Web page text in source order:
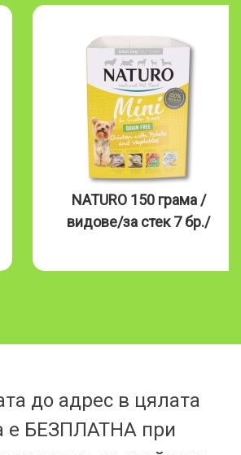
/
бр./
Naturo 390 гр.
до адрес в цялата
е БЕЗПЛАТНА при